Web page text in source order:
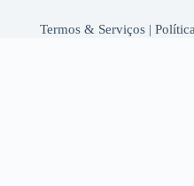
Termos & Serviços|